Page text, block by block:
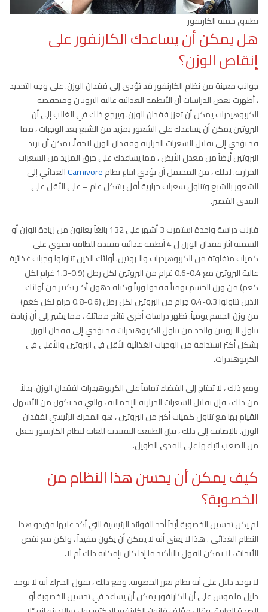
تطبيق حمية الكارنفور
هل يمكن أن يساعدك الكارنفور على
إنقاص الوزن؟
جوانب معينة من نظام الكارنفور قد تؤدي إلى فقدان الوزن. على وجه التحديد
، أظهرت بعض الدراسات أن الأنظمة الغذائية عالية البروتين ومنخفضة
الكربوهيدرات يمكن أن تعزز فقدان الوزن. ويرجع ذلك في الغالب إلى أن
البروتين يمكن أن يساعدك على الشعور بمزيد من الشبع بعد الوجبات ، مما
قد يؤدي إلى تقليل السعرات الحرارية وفقدان الوزن لاحقاً. يمكن أن يزيد
البروتين أيضاً من معدل الأيض ، مما يساعدك على حرق المزيد من السعرات
الحرارية. لذلك ، من المحتمل أن يؤدي اتباع نظامCarnivoreالغذائي إلى
الشعور بالشبع وتناول سعرات حرارية أقل بشكل عام – على الأقل على
المدى القصير.
قارنت دراسة واحدة استمرت 3 أشهر على 132 بالغاً يعانون من زيادة الوزن أو
السمنة آثار فقدان الوزن ل 4 أنظمة غذائية مقيدة للطاقة تحتوي على
كميات متفاوتة من الكربوهيدرات والبروتين. أولئك الذين تناولوا وجبات غذائية
عالية البروتين مع 0.4-0.6 غرام من البروتين لكل رطل (0.9-1.3 غرام لكل
كغم) من وزن الجسم يومياً فقدوا وزناً وكتلة دهون أكبر بكثير من أولئك
الذين تناولوا 0.3-0.4 جرام من البروتين لكل رطل (0.6-0.8 جرام لكل كغم)
من وزن الجسم يومياً. تظهر دراسات أخرى نتائج مماثلة ، مما يشير إلى أن زيادة
تناول البروتين والحد من تناول الكربوهيدرات قد يؤدي إلى فقدان الوزن
بشكل أكثر استدامة من الوجبات الغذائية الأقل في البروتين والأعلى في
الكربوهيدرات.
ومع ذلك ، لا تحتاج إلى القضاء تماماً على الكربوهيدرات لفقدان الوزن. بدلاً
من ذلك ، فإن تقليل السعرات الحرارية الإجمالية ، والتي قد يكون من الأسهل
القيام بها مع تناول كميات أكبر من البروتين ، هو المحرك الرئيسي لفقدان
الوزن. بالإضافة إلى ذلك ، فإن الطبيعة التقييدية للغاية لنظام الكارنفور تجعل
من الصعب اتباعها على المدى الطويل.
كيف يمكن أن يحسن هذا النظام من
الخصوبة؟
لم يكن تحسين الخصوبة أبداً أحد الفوائد الرئيسية التي أكد عليها مؤيدو هذا
النظام الغذائي . هذا لا يعني أنه لا يمكن أن يكون مفيداً ، ولكن مع نقص
الأبحاث ، لا يمكن القول بالتأكيد ما إذا كان بإمكانه ذلك أم لا.
لا يوجد دليل على أنه نظام يعزز الخصوبة. ومع ذلك ، يقول الخبراء أنه لا يوجد
دليل ملموس على أن الكارنفور يمكن أن يساعد في تحسين الخصوبة أو